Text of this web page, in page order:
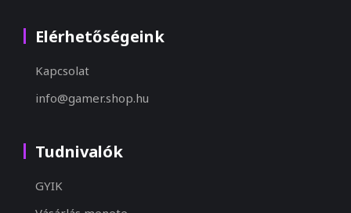
Elérhetőségeink
Kapcsolat
info@gamer.shop.hu
Tudnivalók
GYIK